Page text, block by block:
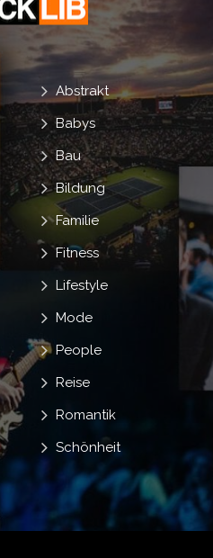
Abstrakt
Babys
Bau
Bildung
Familie
Fitness
Lifestyle
Mode
People
Reise
Romantik
Schönheit